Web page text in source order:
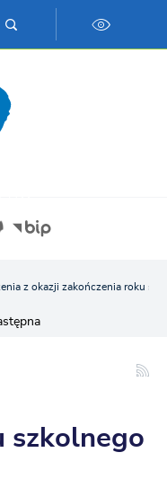
z okazji zakończenia roku
szkolnego